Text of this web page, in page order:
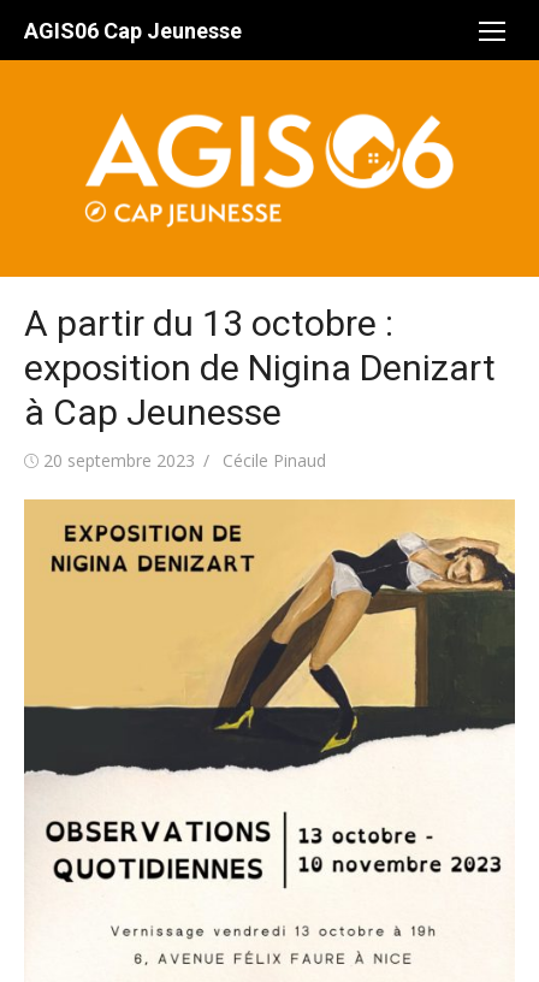
AGIS06 Cap Jeunesse
A partir du 13 octobre :
exposition de Nigina Denizart
à Cap Jeunesse
Publié20 septembre 2023 Auteur/autrice
Cécile Pinaud